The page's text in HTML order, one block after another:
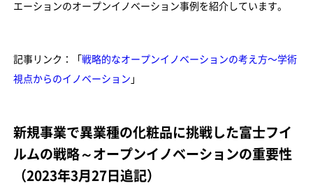
エーションのオープンイノベーション事例を紹介しています。
記事リンク：「 戦略的なオープンイノベーションの考え方〜学術
視点からのイノベーション 」
新規事業で異業種の化粧品に挑戦した富士フイ
ルムの戦略～オープンイノベーションの重要性
（2023年3月27日追記）